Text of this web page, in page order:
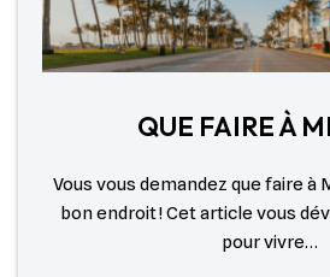
QUE FAIRE À
Vous vous demandez que faire à
bon endroit ! Cet article vous
pour vivre…